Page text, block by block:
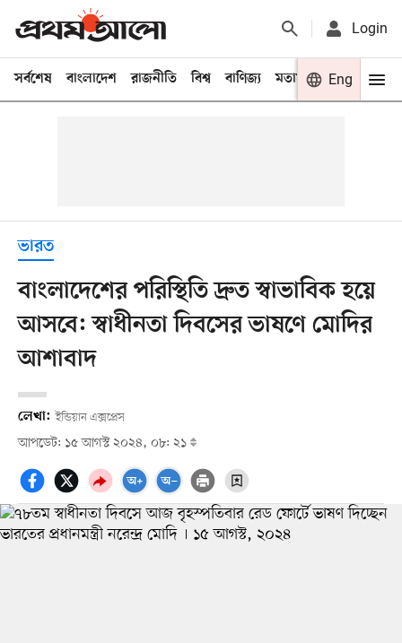
Login
সর্বশেষ বাংলাদেশ রাজনীতি বিশ্ব বাণিজ্য মতামত খেলা
Eng
ভারত
বাংলাদেশের পরিস্থিতি দ্রুত স্বাভাবিক হয়ে
আসবে: স্বাধীনতা দিবসের ভাষণে মোদির
আশাবাদ
লেখা: ইন্ডিয়ান এক্সপ্রেস
আপডেট: ১৫ আগস্ট ২০২৪, ০৮: ২১